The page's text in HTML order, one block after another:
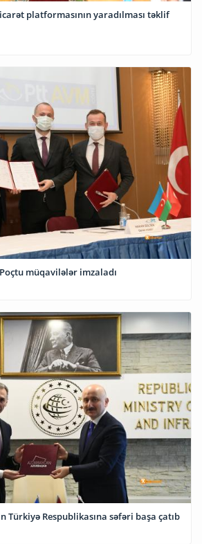
platformasının yaradılması təklif
müqavilələr imzaladı
Türkiyə Respublikasına səfəri başa çatıb